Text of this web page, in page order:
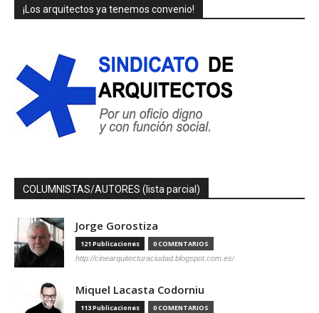
¡Los arquitectos ya tenemos convenio!
COLUMNISTAS/AUTORES (lista parcial)
Jorge Gorostiza
121 Publicaciones 0 COMENTARIOS
http://cinearquitecturaciudad.blogspot.com.es/
Miquel Lacasta Codorniu
113 Publicaciones 0 COMENTARIOS